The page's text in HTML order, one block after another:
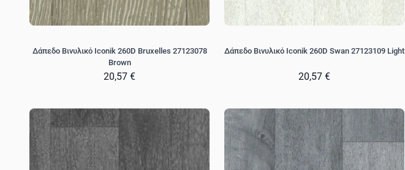
Δάπεδο Βινυλικό Iconik 260D Bruxelles 27123078
Brown
20,57 €
Δάπεδο Βινυλικό Iconik 260D Swan 27123109 Light
20,57 €